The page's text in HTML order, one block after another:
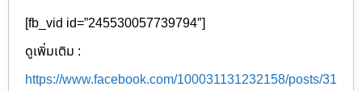
[fb_vid id=”245530057739794″]
ดูเพิ่มเติม :
https://www.facebook.com/100031131232158/posts/31